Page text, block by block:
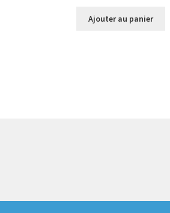
Ajouter au panier